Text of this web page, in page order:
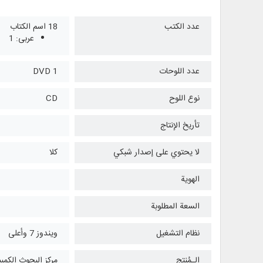
عدد الكتب
18 اسم الكتاب
عربی: 1
عدد اللوحات
1 DVD
نوع اللوح
CD
تأريخ الإنتاج
لا يحتوي على إصدار شبكي
كلا
الهوية
السعة المطلوبة
نظام التشغیل
ويندوز 7 وأعلی